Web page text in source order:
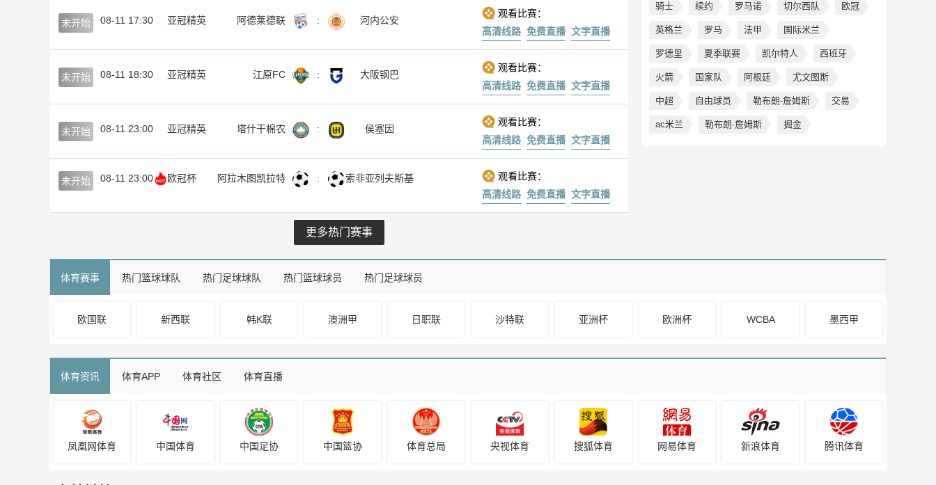
未开始 08-11 17:30 亚冠精英 阿德莱德联 : 河内公安
观看比赛：
高清线路 免费直播 文字直播
未开始 08-11 18:30 亚冠精英 江原FC : 大阪钢巴
观看比赛：
高清线路 免费直播 文字直播
未开始 08-11 23:00 亚冠精英 塔什干棉农 : 侯塞因
观看比赛：
高清线路 免费直播 文字直播
未开始 08-11 23:00 欧冠杯 阿拉木图凯拉特 : 索非亚列夫斯基
观看比赛：
高清线路 免费直播 文字直播
更多热门赛事
骑士 续约 罗马诺 切尔西队 欧冠
英格兰 罗马 法甲 国际米兰
罗德里 夏季联赛 凯尔特人 西班牙
火箭 国家队 阿根廷 尤文图斯
中超 自由球员 勒布朗-詹姆斯 交易
ac米兰 勒布朗·詹姆斯 掘金
体育赛事 热门篮球球队 热门足球球队 热门篮球球员 热门足球球员
欧国联 新西联 韩K联 澳洲甲 日职联 沙特联 亚洲杯 欧洲杯 WCBA 墨西甲
体育资讯 体育APP 体育社区 体育直播
凤凰网体育 中国体育 中国足协 中国篮协 体育总局 央视体育 搜狐体育 网易体育 新浪体育 腾讯体育